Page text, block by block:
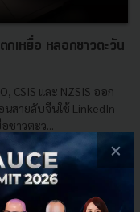
เหยื่อ หลอกชาวตะวัน
CSIS และ NZSIS ออก
นสายลับจีนใช้ LinkedIn
าวตะว...
×